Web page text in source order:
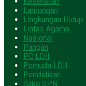
Lamongan
Lingkungan Hidup
Lintas Agama
Nasional
Pangan
PC LDII
Pemuda LDII
Pendidikan
Sako SPN